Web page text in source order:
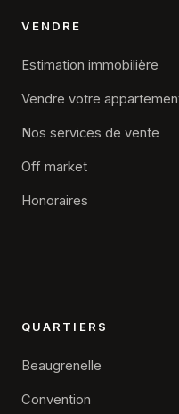
VENDRE
Estimation immobilière
Vendre votre
Nos services de vente
Off market
Honoraires
QUARTIERS
Beaugrenelle
Convention